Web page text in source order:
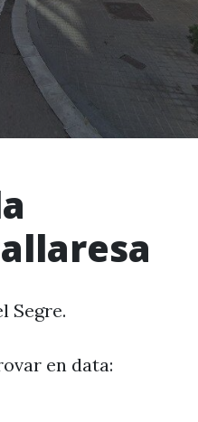
Segre.
en data: